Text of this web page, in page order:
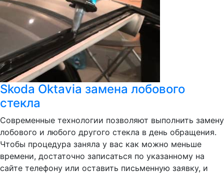
Skoda Oktavia замена лобового
стекла
Современные технологии позволяют выполнить замену
лобового и любого другого стекла в день обращения.
Чтобы процедура заняла у вас как можно меньше
времени, достаточно записаться по указанному на
сайте телефону или оставить письменную заявку, и